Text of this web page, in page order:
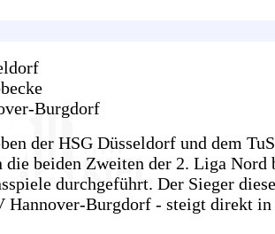
Burgdorf
der HSG Düsseldorf und dem
die beiden Zweiten der 2. Liga Nord
durchgeführt. Der Sieger
Hannover-Burgdorf - steigt direkt